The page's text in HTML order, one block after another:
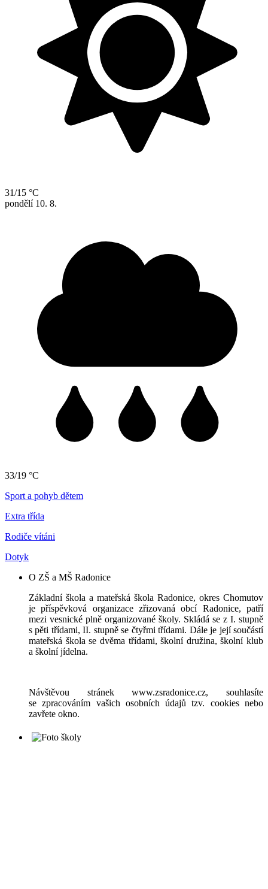
31/15 °C
pondělí 10. 8.
33/19 °C
Sport a pohyb dětem
Extra třída
Rodiče vítáni
Dotyk
O ZŠ a MŠ Radonice
Základní škola a mateřská škola Radonice, okres Chomutov
je příspěvková organizace zřizovaná obcí Radonice, patří
mezi vesnické plně organizované školy. Skládá se z I. stupně
s pěti třídami, II. stupně se čtyřmi třídami. Dále je její součástí
mateřská škola se dvěma třídami, školní družina, školní klub
a školní jídelna.
Návštěvou stránek www.zsradonice.cz, souhlasíte
se zpracováním vašich osobních údajů tzv. cookies nebo
zavřete okno.